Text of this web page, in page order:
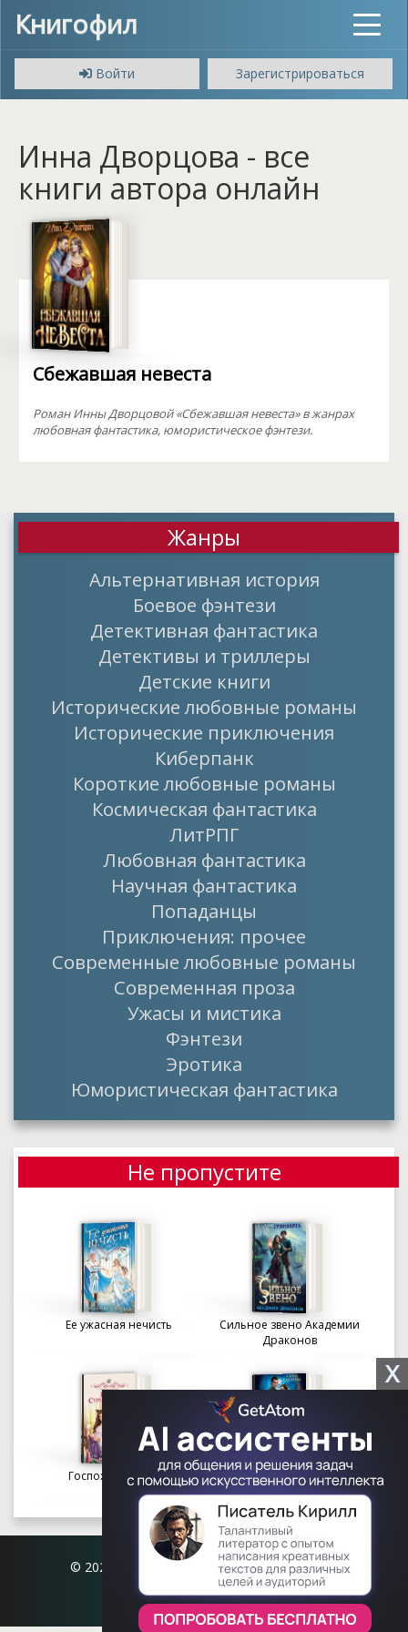
Книгофил
Toggle
Войти
Зарегистрироваться
Инна Дворцова - все
книги автора онлайн
Сбежавшая невеста
Роман Инны Дворцовой «Сбежавшая невеста» в жанрах
любовная фантастика, юмористическое фэнтези.
Жанры
Альтернативная история
Боевое фэнтези
Детективная фантастика
Детективы и триллеры
Детские книги
Исторические любовные романы
Исторические приключения
Киберпанк
Короткие любовные романы
Космическая фантастика
ЛитРПГ
Любовная фантастика
Научная фантастика
Попаданцы
Приключения: прочее
Современные любовные романы
Современная проза
Ужасы и мистика
Фэнтези
Эротика
Юмористическая фантастика
Не пропустите
Ее ужасная нечисть
Сильное звено Академии
Драконов
Госпожа портниха
Осколки вечности в
Академии Судьбы
© 2026 Книгофил.орг | contact@knigofil.org
X